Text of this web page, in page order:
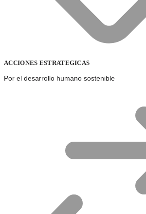
ACCIONES ESTRATEGICAS
Por el desarrollo humano sostenible